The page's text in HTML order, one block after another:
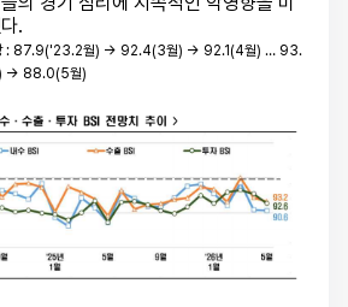
.
망 : 87.9('23.2월) → 92.4(3월) → 92.1(4월) … 93.
→ 88.0(5월)